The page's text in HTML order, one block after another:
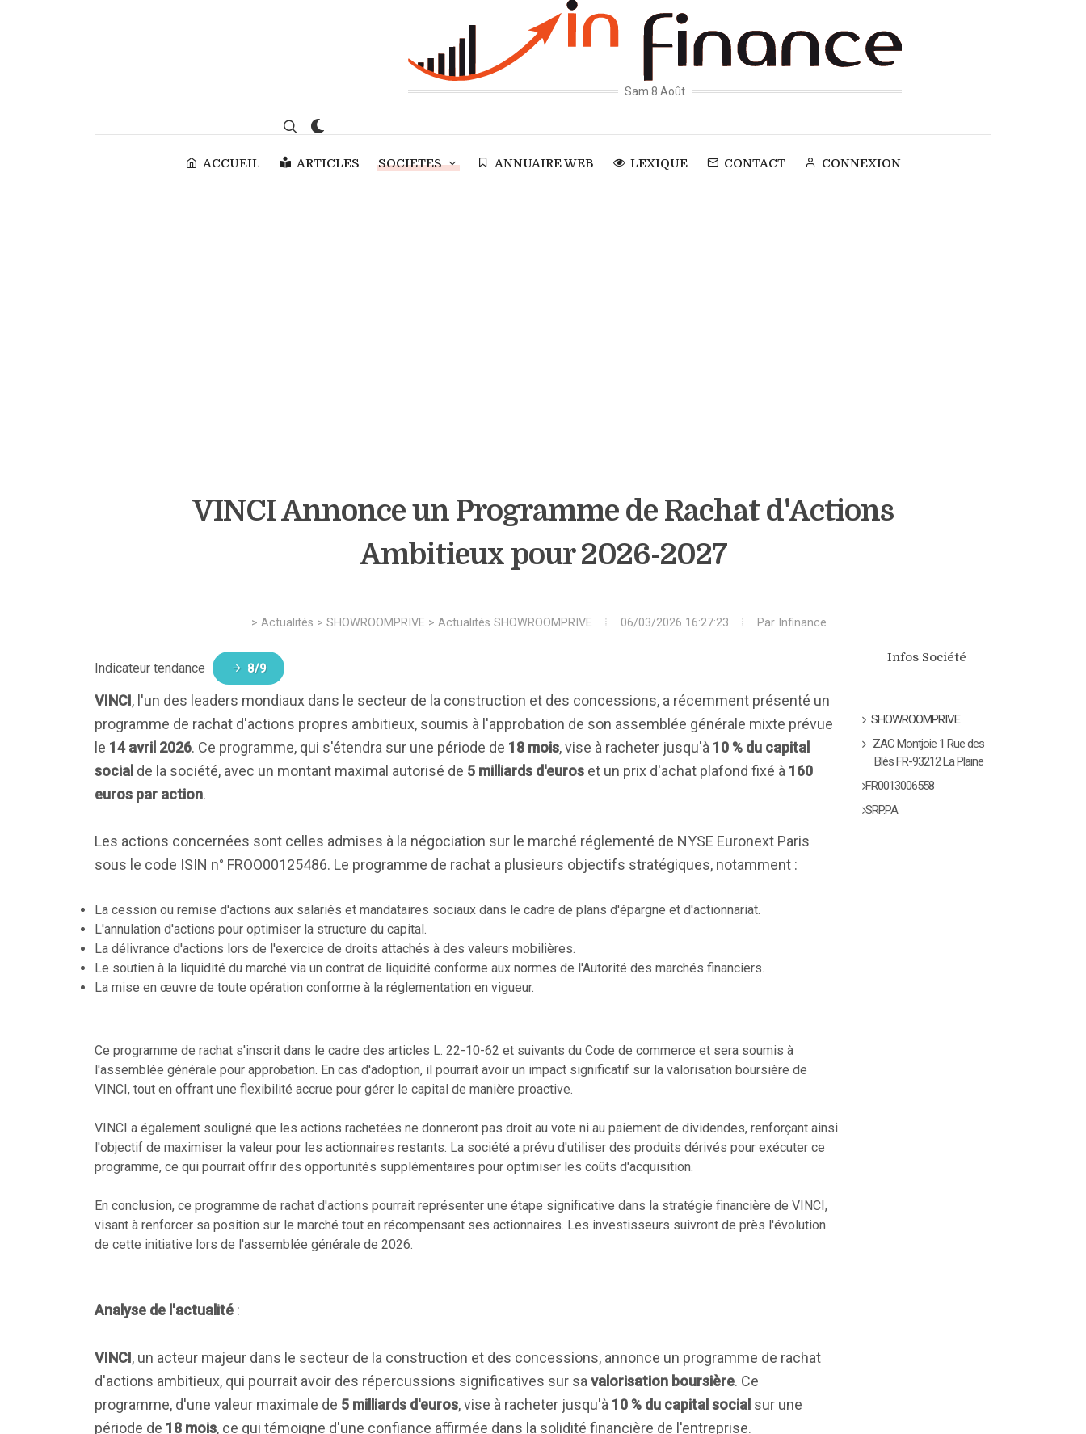
Sam 8 Août
ACCUEIL ARTICLES SOCIETES ANNUAIRE WEB LEXIQUE CONTACT CONNEXION
VINCI Annonce un Programme de Rachat d'Actions
Ambitieux pour 2026-2027
> Actualités > SHOWROOMPRIVE > Actualités SHOWROOMPRIVE 06/03/2026 16:27:23 Par Infinance
Indicateur tendance 8/9
VINCI, l'un des leaders mondiaux dans le secteur de la construction et des concessions, a récemment présenté un
programme de rachat d'actions propres ambitieux, soumis à l'approbation de son assemblée générale mixte prévue
le 14 avril 2026. Ce programme, qui s'étendra sur une période de 18 mois, vise à racheter jusqu'à 10 % du capital
social de la société, avec un montant maximal autorisé de 5 milliards d'euros et un prix d'achat plafond fixé à 160
euros par action.
Les actions concernées sont celles admises à la négociation sur le marché réglementé de NYSE Euronext Paris
sous le code ISIN n° FROO00125486. Le programme de rachat a plusieurs objectifs stratégiques, notamment :
La cession ou remise d'actions aux salariés et mandataires sociaux dans le cadre de plans d'épargne et d'actionnariat.
L'annulation d'actions pour optimiser la structure du capital.
La délivrance d'actions lors de l'exercice de droits attachés à des valeurs mobilières.
Le soutien à la liquidité du marché via un contrat de liquidité conforme aux normes de l'Autorité des marchés financiers.
La mise en œuvre de toute opération conforme à la réglementation en vigueur.
Ce programme de rachat s'inscrit dans le cadre des articles L. 22-10-62 et suivants du Code de commerce et sera soumis à
l'assemblée générale pour approbation. En cas d'adoption, il pourrait avoir un impact significatif sur la valorisation boursière de
VINCI, tout en offrant une flexibilité accrue pour gérer le capital de manière proactive.
VINCI a également souligné que les actions rachetées ne donneront pas droit au vote ni au paiement de dividendes, renforçant ainsi
l'objectif de maximiser la valeur pour les actionnaires restants. La société a prévu d'utiliser des produits dérivés pour exécuter ce
programme, ce qui pourrait offrir des opportunités supplémentaires pour optimiser les coûts d'acquisition.
En conclusion, ce programme de rachat d'actions pourrait représenter une étape significative dans la stratégie financière de VINCI,
visant à renforcer sa position sur le marché tout en récompensant ses actionnaires. Les investisseurs suivront de près l'évolution
de cette initiative lors de l'assemblée générale de 2026.
Analyse de l'actualité :
VINCI, un acteur majeur dans le secteur de la construction et des concessions, annonce un programme de rachat
d'actions ambitieux, qui pourrait avoir des répercussions significatives sur sa valorisation boursière. Ce
programme, d'une valeur maximale de 5 milliards d'euros, vise à racheter jusqu'à 10 % du capital social sur une
période de 18 mois, ce qui témoigne d'une confiance affirmée dans la solidité financière de l'entreprise.
Infos Société
SHOWROOMPRIVE
ZAC Montjoie 1 Rue des
Blés FR-93212 La Plaine
FR0013006558
SRP.PA